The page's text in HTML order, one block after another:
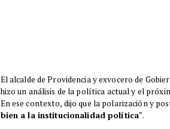
El alcalde de Providencia y exvocero de
hizo un análisis de la política actual y el
En ese contexto, dijo que la polarización y
bien a la institucionalidad política".